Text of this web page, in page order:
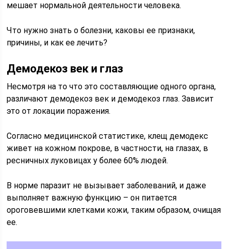
мешает нормальной деятельности человека.
Что нужно знать о болезни, каковы ее признаки,
причины, и как ее лечить?
Демодекоз век и глаз
Несмотря на то что это составляющие одного органа,
различают демодекоз век и демодекоз глаз. Зависит
это от локации поражения.
Согласно медицинской статистике, клещ демодекс
живет на кожном покрове, в частности, на глазах, в
ресничных луковицах у более 60% людей.
В норме паразит не вызывает заболеваний, и даже
выполняет важную функцию – он питается
ороговевшими клетками кожи, таким образом, очищая
ее.